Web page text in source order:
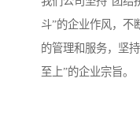
斗”的企业作风，不
的管理和服务，坚
至上”的企业宗旨。